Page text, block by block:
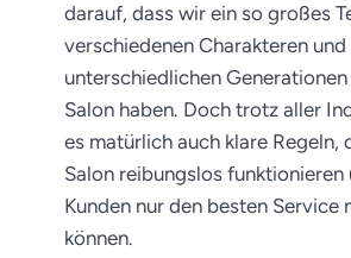
darauf, dass wir ein so großes
verschiedenen Charakteren und
unterschiedlichen
Salon haben. Doch trotz aller
es matürlich auch klare Regeln,
Salon reibungslos funktionieren
Kunden nur den besten Service
können.